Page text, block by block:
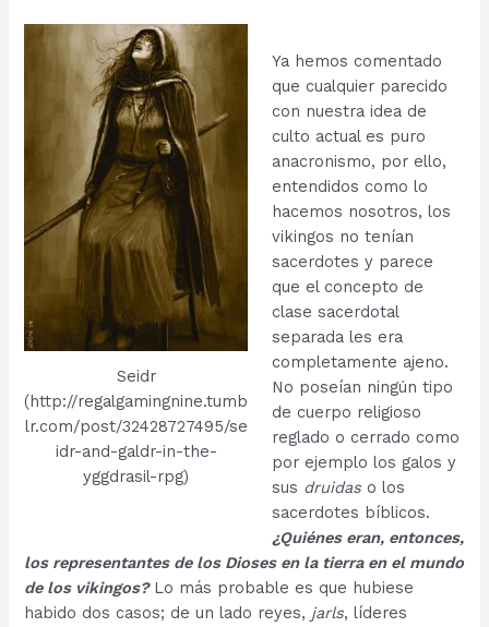
Seidr
(http://regalgamingnine.tumb
lr.com/post/32428727495/se
idr-and-galdr-in-the-
yggdrasil-rpg)
Ya hemos comentado
que cualquier parecido
con nuestra idea de
culto actual es puro
anacronismo, por ello,
entendidos como lo
hacemos nosotros, los
vikingos no tenían
sacerdotes y parece
que el concepto de
clase sacerdotal
separada les era
completamente ajeno.
No poseían ningún tipo
de cuerpo religioso
reglado o cerrado como
por ejemplo los galos y
sus druidas o los
sacerdotes bíblicos.
¿Quiénes eran, entonces,
los representantes de los Dioses en la tierra en el mundo
de los vikingos?Lo más probable es que hubiese
habido dos casos; de un lado reyes, jarls, líderes